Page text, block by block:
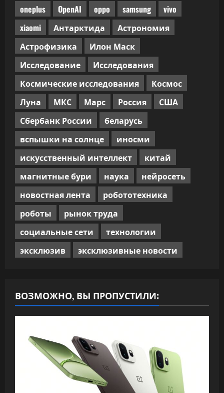
oneplus
OpenAI oppo samsung
vivo
xiaomi
Антарктида
Астрономия
Астрофизика
Илон Маск
Исследование
Исследования
Космические исследования
Космос
Луна
МКС Марс Россия
США
Сбербанк России
беларусь
вспышки на солнце
иносми
искусственный интеллект
китай
магнитные бури
наука
нейросеть
новостная лента
робототехника
роботы
рынок труда
социальные сети
технологии
эксклюзив
эксклюзивные новости
ВОЗМОЖНО, ВЫ ПРОПУСТИЛИ: